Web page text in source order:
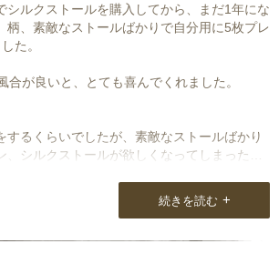
シルクストールを購入してから、まだ1年にな
柄、素敵なストールばかりで自分用に5枚プレ
た。
合が良いと、とても喜んでくれました。
するくらいでしたが、素敵なストールばかり
、シルクストールが欲しくなってしまったの
続きを読む +